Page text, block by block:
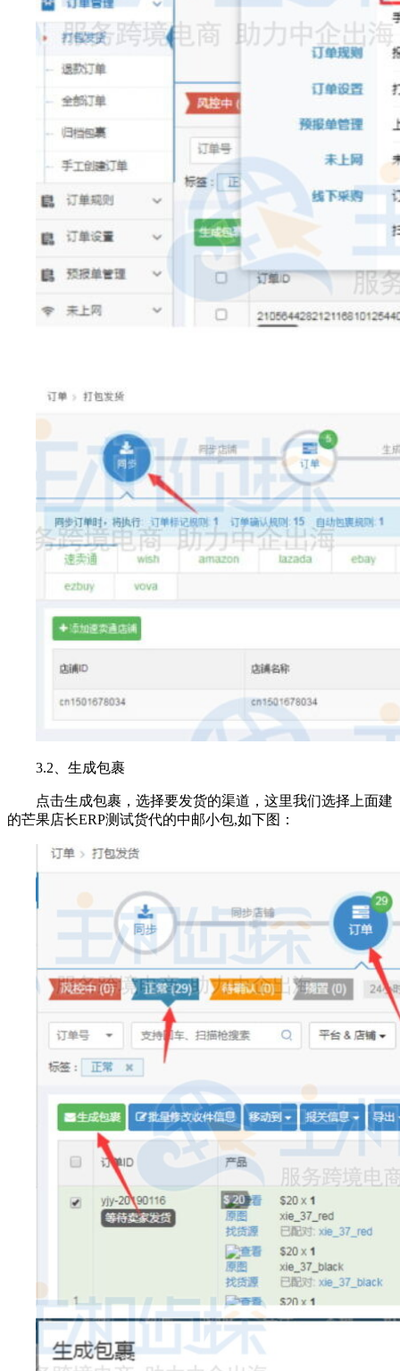
3.2、生成包裹
点击生成包裹，选择要发货的渠道，这里我们选择上面建
的芒果店长ERP测试货代的中邮小包,如下图：